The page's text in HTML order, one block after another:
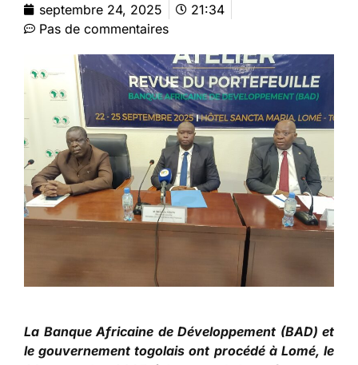
septembre 24, 2025
21:34
Pas de commentaires
La Banque Africaine de Développement (BAD) et
le gouvernement togolais ont procédé à Lomé, le